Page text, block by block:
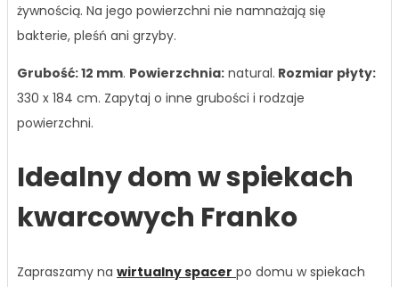
żywnością. Na jego powierzchni nie namnażają się
bakterie, pleśń ani grzyby.
Grubość: 12 mm. Powierzchnia: natural. Rozmiar płyty:
330 x 184 cm. Zapytaj o inne grubości i rodzaje
powierzchni.
Idealny dom w spiekach
kwarcowych Franko
Zapraszamy na wirtualny spacer po domu w spiekach